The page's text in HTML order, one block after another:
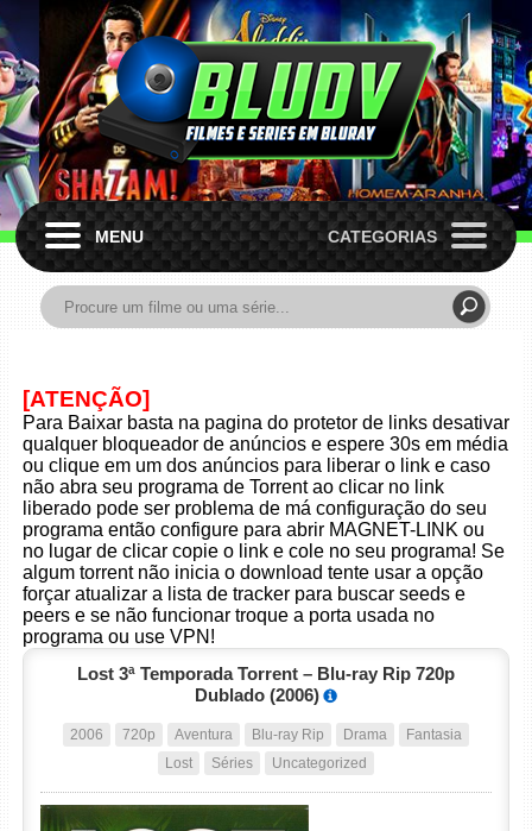
MENU CATEGORIAS
[ATENÇÃO]
Para Baixar basta na pagina do protetor de links desativar
qualquer bloqueador de anúncios e espere 30s em média
ou clique em um dos anúncios para liberar o link e caso
não abra seu programa de Torrent ao clicar no link
liberado pode ser problema de má configuração do seu
programa então configure para abrir MAGNET-LINK ou
no lugar de clicar copie o link e cole no seu programa! Se
algum torrent não inicia o download tente usar a opção
forçar atualizar a lista de tracker para buscar seeds e
peers e se não funcionar troque a porta usada no
programa ou use VPN!
Lost 3ª Temporada Torrent – Blu-ray Rip 720p
Dublado (2006)
2006 720p Aventura Blu-ray Rip Drama
Fantasia
Lost
Séries Uncategorized